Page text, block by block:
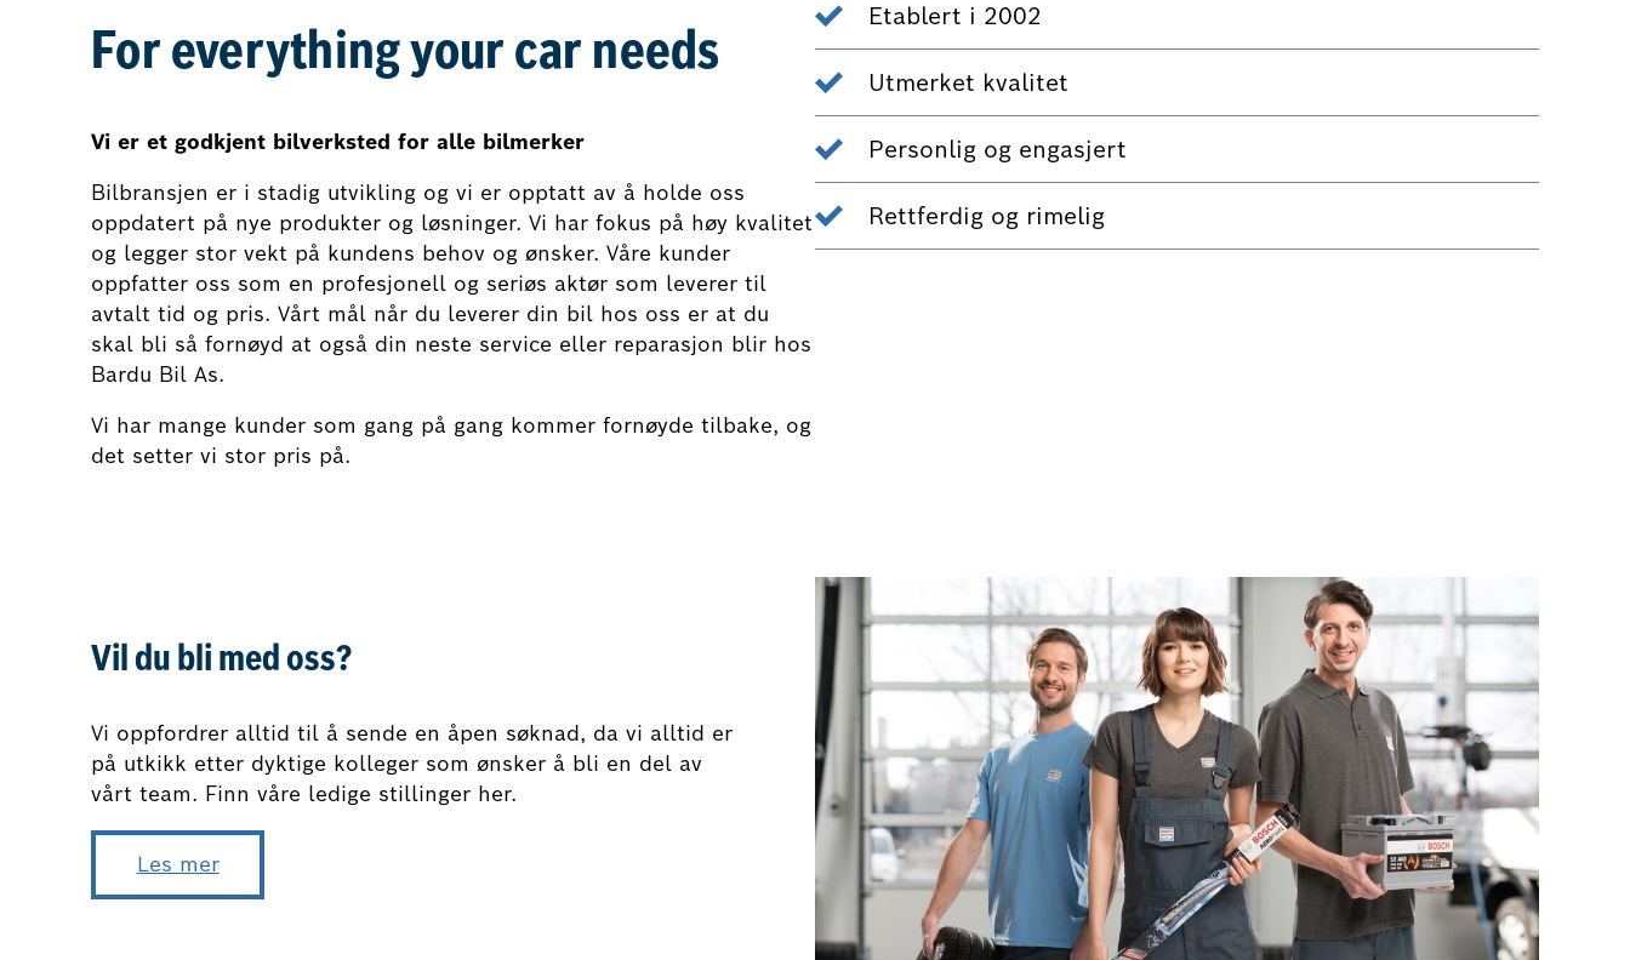
For everything your car needs
Vi er et godkjent bilverksted for alle bilmerker
Bilbransjen er i stadig utvikling og vi er opptatt av å holde oss
oppdatert på nye produkter og løsninger. Vi har fokus på høy kvalitet
og legger stor vekt på kundens behov og ønsker. Våre kunder
oppfatter oss som en profesjonell og seriøs aktør som leverer til
avtalt tid og pris. Vårt mål når du leverer din bil hos oss er at du
skal bli så fornøyd at også din neste service eller reparasjon blir hos
Bardu Bil As.
Vi har mange kunder som gang på gang kommer fornøyde tilbake, og
det setter vi stor pris på.
Etablert i 2002
Utmerket kvalitet
Personlig og engasjert
Rettferdig og rimelig
Vil du bli med oss?
Vi oppfordrer alltid til å sende en åpen søknad, da vi alltid er
på utkikk etter dyktige kolleger som ønsker å bli en del av
vårt team. Finn våre ledige stillinger her.
Les mer